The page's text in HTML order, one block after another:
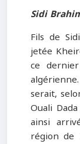
Sidi
Fils de
jetée
ce
serait,
Ouali
ainsi
région de